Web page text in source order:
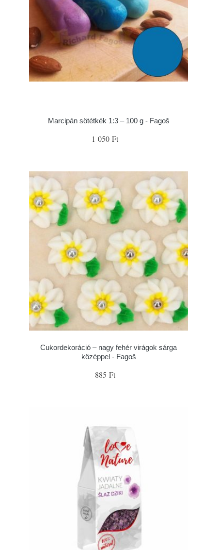
Marcipán sötétkék 1:3 – 100 g - Fagoš
1 050 Ft
Cukordekoráció – nagy fehér virágok sárga
középpel - Fagoš
885 Ft